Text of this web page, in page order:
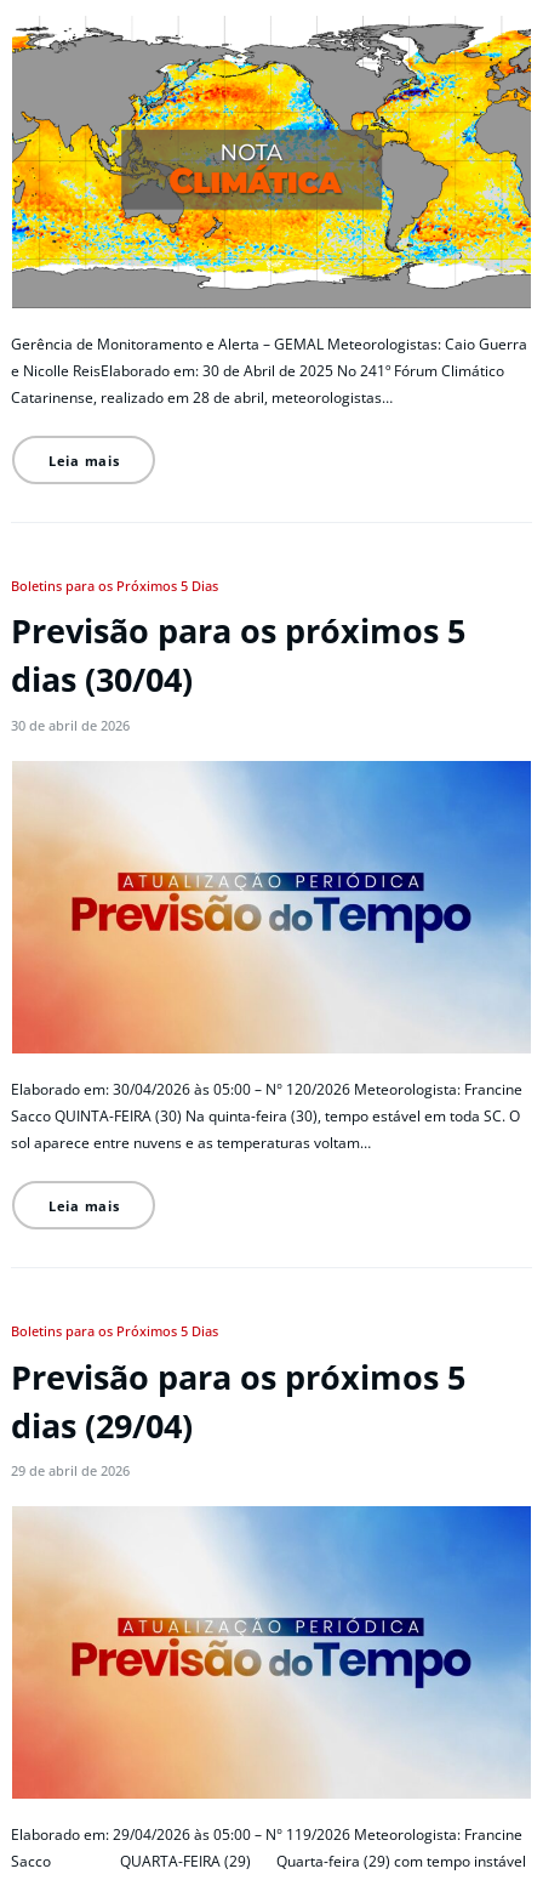
Gerência de Monitoramento e Alerta – GEMAL Meteorologistas: Caio Guerra
e Nicolle ReisElaborado em: 30 de Abril de 2025 No 241º Fórum Climático
Catarinense, realizado em 28 de abril, meteorologistas…
Leia mais
Boletins para os Próximos 5 Dias
Previsão para os próximos 5
dias (30/04)
30 de abril de 2026
Elaborado em: 30/04/2026 às 05:00 – N° 120/2026 Meteorologista: Francine
Sacco QUINTA-FEIRA (30) Na quinta-feira (30), tempo estável em toda SC. O
sol aparece entre nuvens e as temperaturas voltam…
Leia mais
Boletins para os Próximos 5 Dias
Previsão para os próximos 5
dias (29/04)
29 de abril de 2026
Elaborado em: 29/04/2026 às 05:00 – N° 119/2026 Meteorologista: Francine
Sacco QUARTA-FEIRA (29) Quarta-feira (29) com tempo instável